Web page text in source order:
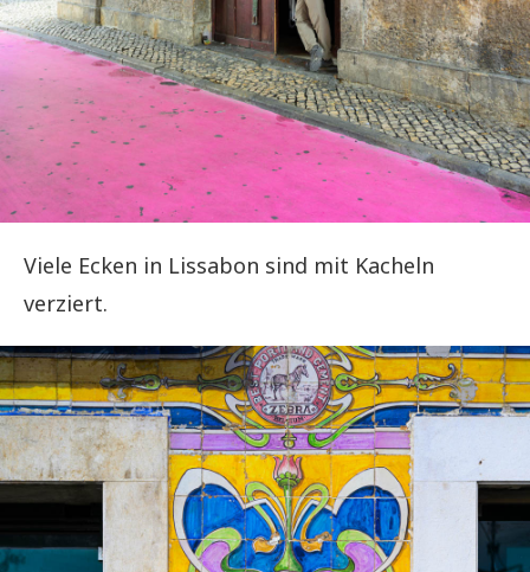
Viele Ecken in Lissabon sind mit Kacheln
verziert.